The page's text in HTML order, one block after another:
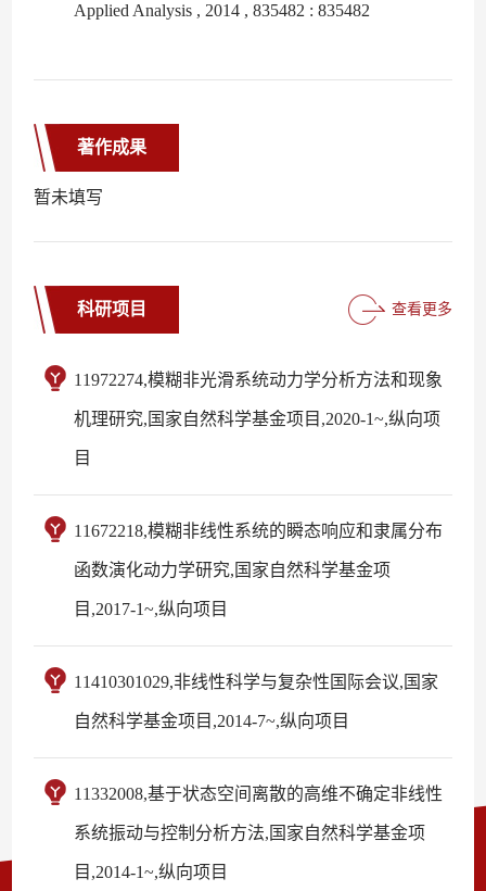
Applied Analysis , 2014 , 835482 : 835482
著作成果
暂未填写
科研项目 查看更多
11972274,模糊非光滑系统动力学分析方法和现象
机理研究,国家自然科学基金项目,2020-1~,纵向项
目
11672218,模糊非线性系统的瞬态响应和隶属分布
函数演化动力学研究,国家自然科学基金项
目,2017-1~,纵向项目
11410301029,非线性科学与复杂性国际会议,国家
自然科学基金项目,2014-7~,纵向项目
11332008,基于状态空间离散的高维不确定非线性
系统振动与控制分析方法,国家自然科学基金项
目,2014-1~,纵向项目